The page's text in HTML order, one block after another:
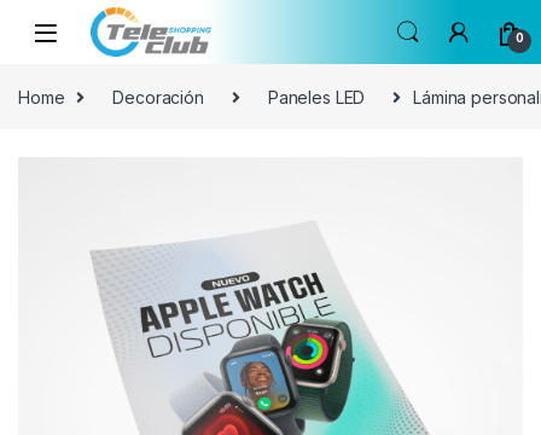
Skip to navigation
Skip to content
0
Home Decoración Paneles LED Lámina